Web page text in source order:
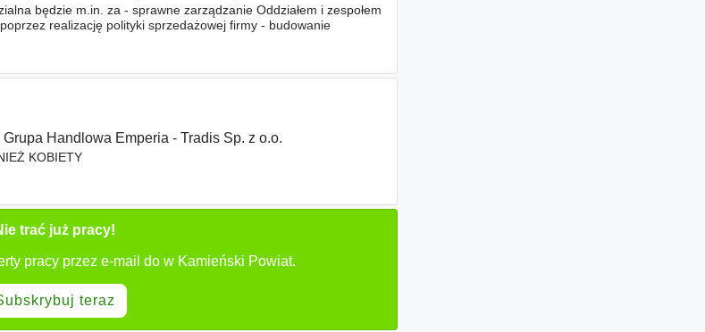
będzie m.in. za - sprawne zarządzanie Oddziałem i zespołem
realizację polityki sprzedażowej firmy - budowanie
Grupa Handlowa Emperia - Tradis Sp. z o.o.
KOBIETY
trać już pracy!
pracy przez e-mail do w Kamieński Powiat.
teraz